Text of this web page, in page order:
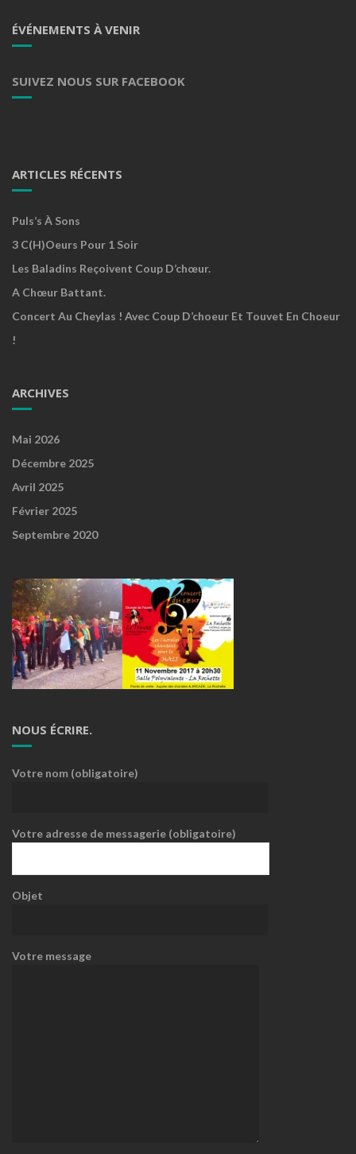
ÉVÉNEMENTS À VENIR
SUIVEZ NOUS SUR FACEBOOK
ARTICLES RÉCENTS
Puls’s À Sons
3 C(h)oeurs Pour 1 Soir
Les Baladins Reçoivent Coup D’chœur.
A Chœur Battant.
Concert Au Cheylas ! Avec Coup D’choeur Et Touvet En Choeur
!
ARCHIVES
Mai 2026
Décembre 2025
Avril 2025
Février 2025
Septembre 2020
NOUS ÉCRIRE.
Votre nom (obligatoire)
Votre adresse de messagerie (obligatoire)
Objet
Votre message